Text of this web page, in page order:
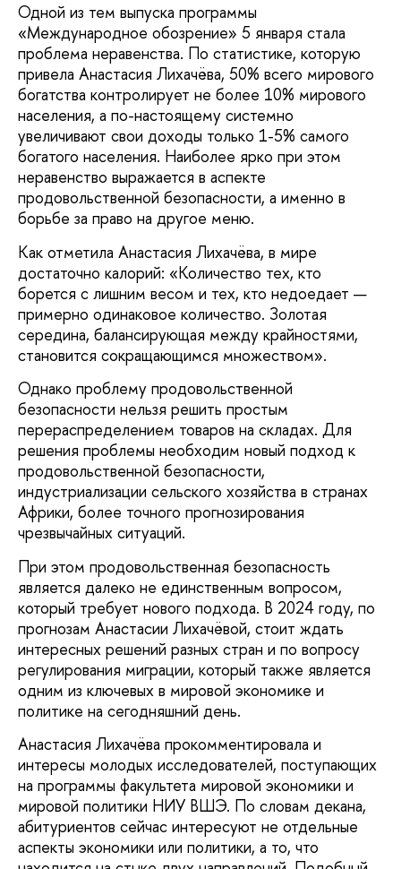
Одной из тем выпуска программы
«Международное обозрение» 5 января стала
проблема неравенства. По статистике, которую
привела Анастасия Лихачёва, 50% всего мирового
богатства контролирует не более 10% мирового
населения, а по-настоящему системно
увеличивают свои доходы только 1-5% самого
богатого населения. Наиболее ярко при этом
неравенство выражается в аспекте
продовольственной безопасности, а именно в
борьбе за право на другое меню.
Как отметила Анастасия Лихачёва, в мире
достаточно калорий: «Количество тех, кто
борется с лишним весом и тех, кто недоедает —
примерно одинаковое количество. Золотая
середина, балансирующая между крайностями,
становится сокращающимся множеством».
Однако проблему продовольственной
безопасности нельзя решить простым
перераспределением товаров на складах. Для
решения проблемы необходим новый подход к
продовольственной безопасности,
индустриализации сельского хозяйства в странах
Африки, более точного прогнозирования
чрезвычайных ситуаций.
При этом продовольственная безопасность
является далеко не единственным вопросом,
который требует нового подхода. В 2024 году, по
прогнозам Анастасии Лихачёвой, стоит ждать
интересных решений разных стран и по вопросу
регулирования миграции, который также является
одним из ключевых в мировой экономике и
политике на сегодняшний день.
Анастасия Лихачёва прокомментировала и
интересы молодых исследователей, поступающих
на программы факультета мировой экономики и
мировой политики НИУ ВШЭ. По словам декана,
абитуриентов сейчас интересуют не отдельные
аспекты экономики или политики, а то, что